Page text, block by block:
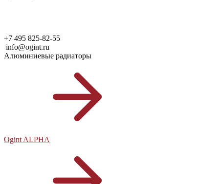
+7 495 825-82-55
info@ogint.ru
Алюминиевые радиаторы
Ogint ALPHA